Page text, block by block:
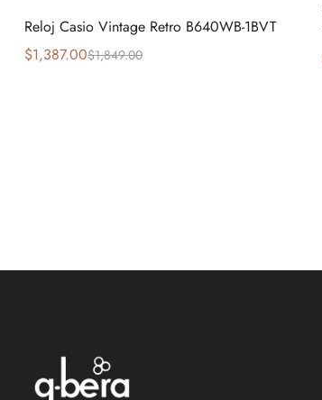
Reloj Casio Vintage Retro B640WB-1BVT
$1,849.00
$1,387.00